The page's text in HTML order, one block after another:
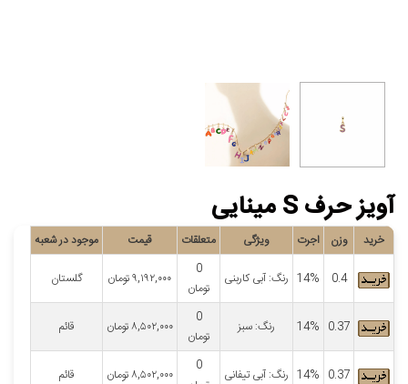
آویز حرف S مینایی
خرید وزن اجرت ویژگی متعلقات قیمت موجود در شعبه
0.4
14% رنگ: آبی کاربنی
0
تومان
۹,۱۹۲,۰۰۰تومان گلستان
0.37
14% رنگ: سبز
0
تومان
۸,۵۰۲,۰۰۰تومان قائم
0.37
14% رنگ: آبی تیفانی
0
۸,۵۰۲,۰۰۰تومان قائم